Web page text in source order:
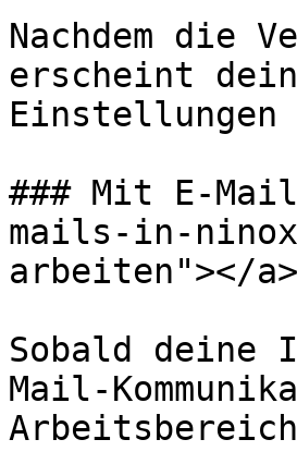
Nachdem die
erscheint
### Mit E-
mails-in-
arbeiten"></a>
Sobald deine
Mail-